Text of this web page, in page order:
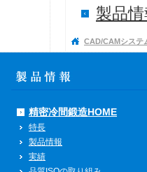
製品
CAD/CAMシステ
精密冷間鍛造HOME
特長
製品情報
実績